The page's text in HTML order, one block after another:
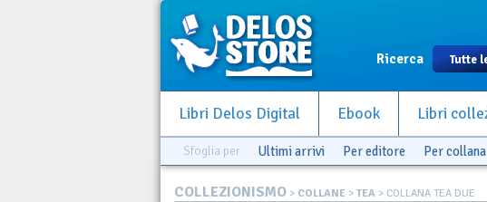
Ricerca
Libri Delos Digital Ebook Libri
Sfoglia per Ultimi arrivi Per editore Per collana
COLLEZIONISMO > COLLANE > TEA > COLLANA TEA DUE